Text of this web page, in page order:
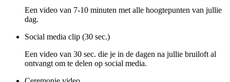
Een video van 7-10 minuten met alle hoogtepunten van jullie
dag.
Social media clip (30 sec.)
Een video van 30 sec. die je in de dagen na jullie bruiloft al
ontvangt om te delen op social media.